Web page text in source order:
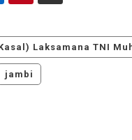
Laksamana TNI
jambi